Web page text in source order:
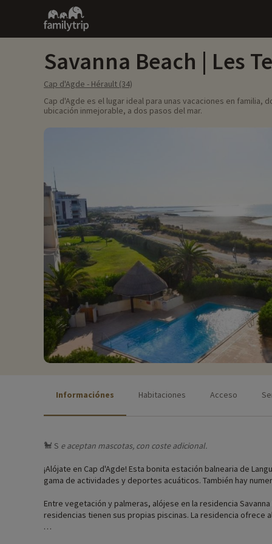
Family
trip
Savanna Beach | Les
Cap d'Agde - Hérault (34)
Cap d'Agde es el lugar ideal para unas vacaciones en familia,
ubicación inmejorable, a dos pasos del mar.
Informaciónes Habitaciones Acceso
🐩 S e aceptan mascotas, con coste adicional.
¡Alójate en Cap d'Agde! Esta bonita estación balnearia de
gama de actividades y deportes acuáticos. También hay
Entre vegetación y palmeras, alójese en la residencia
residencias tienen sus propias piscinas. La residencia ofrece